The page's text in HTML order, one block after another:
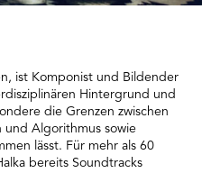
ist Komponist und Bildender
Hintergrund und
die Grenzen zwischen
und Algorithmus sowie
lässt. Für mehr als 60
bereits Soundtracks